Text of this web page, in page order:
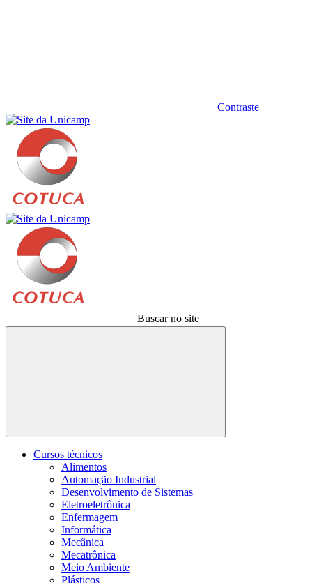
Contraste
Buscar no site
Buscar
Cursos técnicos
Alimentos
Automação Industrial
Desenvolvimento de Sistemas
Eletroeletrônica
Enfermagem
Informática
Mecânica
Mecatrônica
Meio Ambiente
Plásticos